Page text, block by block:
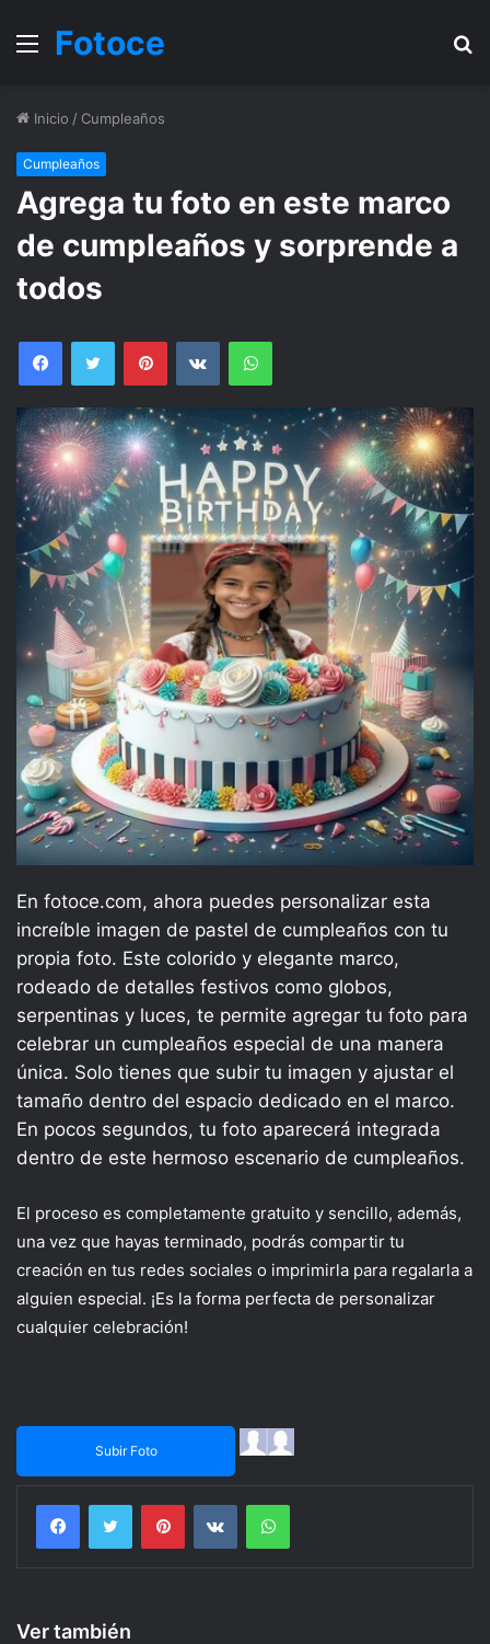
Menu
Fotoce
Inicio / Cumpleaños
Cumpleaños
Agrega tu foto en este marco
de cumpleaños y sorprende a
todos
FacebookTwitter PinterestVKontakteWhatsApp
En fotoce.com, ahora puedes personalizar esta
increíble imagen de pastel de cumpleaños con tu
propia foto. Este colorido y elegante marco,
rodeado de detalles festivos como globos,
serpentinas y luces, te permite agregar tu foto para
celebrar un cumpleaños especial de una manera
única. Solo tienes que subir tu imagen y ajustar el
tamaño dentro del espacio dedicado en el marco.
En pocos segundos, tu foto aparecerá integrada
dentro de este hermoso escenario de cumpleaños.
El proceso es completamente gratuito y sencillo, además,
una vez que hayas terminado, podrás compartir tu
creación en tus redes sociales o imprimirla para regalarla a
alguien especial. ¡Es la forma perfecta de personalizar
cualquier celebración!
Subir Foto
FacebookTwitterPinterestVKontakteWhatsApp
Ver también